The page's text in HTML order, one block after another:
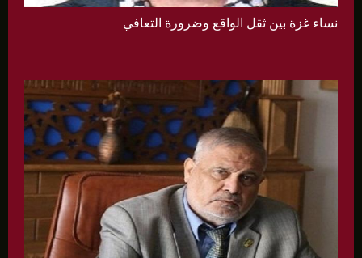
نساء غزة بين ثقل الواقع وضرورة التعافي